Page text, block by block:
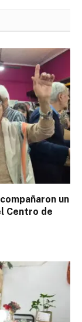
un
Centro de